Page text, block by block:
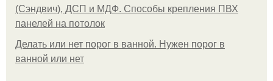
(Сэндвич), ДСП и МДФ. Способы крепления ПВХ
панелей на потолок
Делать или нет порог в ванной. Нужен порог в
ванной или нет